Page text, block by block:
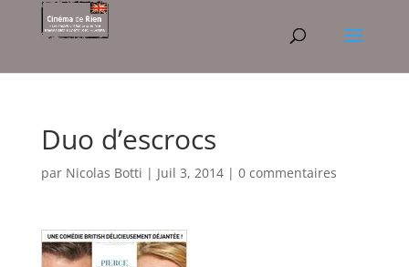
Duo d’escrocs
par Nicolas Botti | Juil 3, 2014| 0 commentaires